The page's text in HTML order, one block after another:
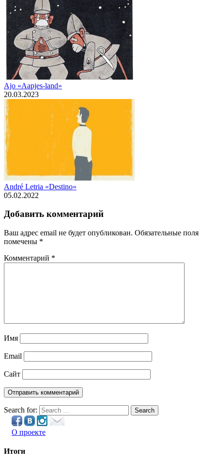
Ajo «Aapjes-land»
20.03.2023
André Letria «Destino»
05.02.2022
Добавить комментарий
Ваш адрес email не будет опубликован. Обязательные поля
помечены *
Комментарий *
Имя
Email
Сайт
Search for: Search
О проекте
Итоги